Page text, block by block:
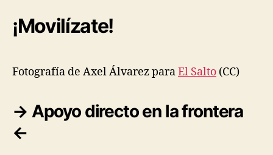
¡Movilízate!
Fotografía de Axel Álvarez paraEl Salto (CC)
→ Apoyo directo en la frontera
←